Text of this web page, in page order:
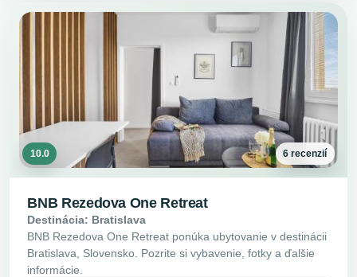
10.0 6 recenzií
BNB Rezedova One Retreat
Destinácia: Bratislava
BNB Rezedova One Retreat ponúka ubytovanie v destinácii
Bratislava, Slovensko. Pozrite si vybavenie, fotky a ďalšie
informácie.